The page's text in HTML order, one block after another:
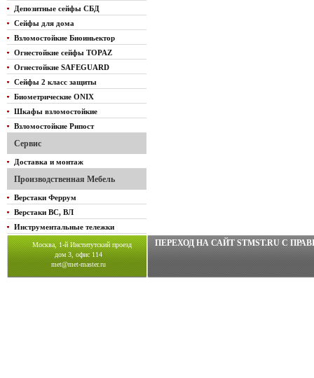
Депозитные сейфы СБД
Сейфы для дома
Взломостойкие Биоиньектор
Огнестойкие сейфы TOPAZ
Огнестойкие SAFEGUARD
Сейфы 2 класс защиты
Биометрические ONIX
Шкафы взломостойкие
Взломостойкие Рипост
Сервис
Доставка и монтаж
Производственная Мебель
Верстаки Феррум
Верстаки ВС, ВЛ
Инструментальные тележки
Москва, 1-й Институтский проезд
дом 3, офис 114
met@met-master.ru
ПЕРЕХОД НА САЙТ STMST.RU C